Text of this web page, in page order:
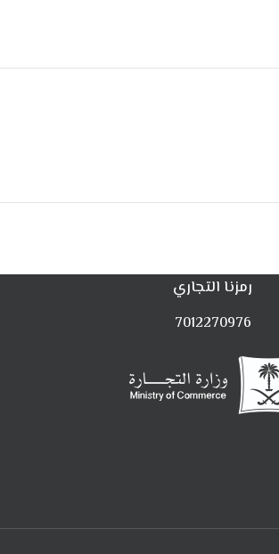
رمزنا التجاري
7012270976